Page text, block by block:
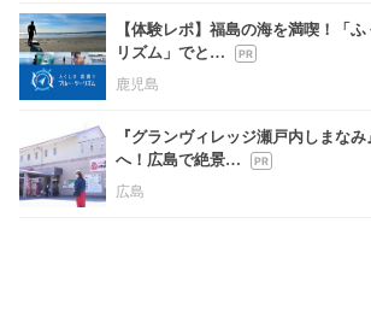
【体験レポ】福島の海を満喫！「
リズム」でと…
鹿児島
『グランヴィレッジ瀬戸内しまな
へ！広島で絶景…
広島